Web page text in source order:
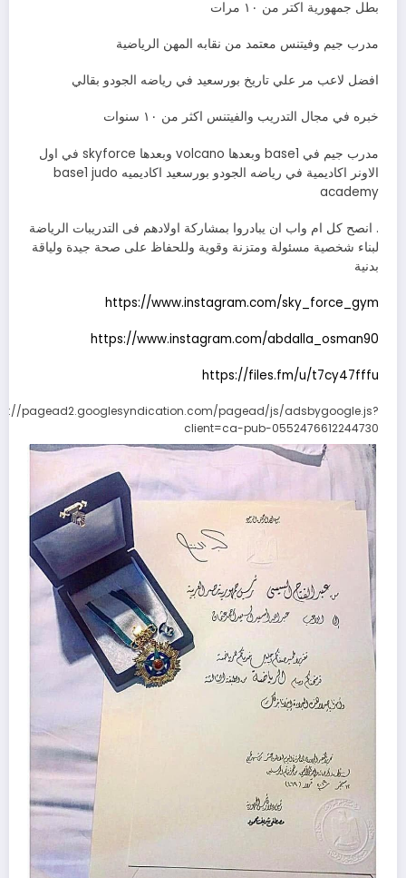
بطل جمهورية اكتر من ١٠ مرات
مدرب جيم وفيتنس معتمد من نقابه المهن الرياضية
افضل لاعب مر علي تاريخ بورسعيد في رياضه الجودو بقالي
خبره في مجال التدريب والفيتنس اكثر من ١٠ سنوات
مدرب جيم في base1 وبعدها volcano وبعدها skyforce في اول
الاونر اكاديمية في رياضه الجودو بورسعيد اكاديميه base1 judo
academy
. انصح كل ام واب ان يبادروا بمشاركة اولادهم فى التدريبات الرياضة
لبناء شخصية مسئولة ومتزنة وقوية وللحفاظ على صحة جيدة ولياقة
بدنية
https://www.instagram.com/sky_force_gym
https://www.instagram.com/abdalla_osman90
https://files.fm/u/t7cy47fffu
pagead2.googlesyndication.com/pagead/js/adsbygoogle.js?
client=ca-pub-0552476612244730